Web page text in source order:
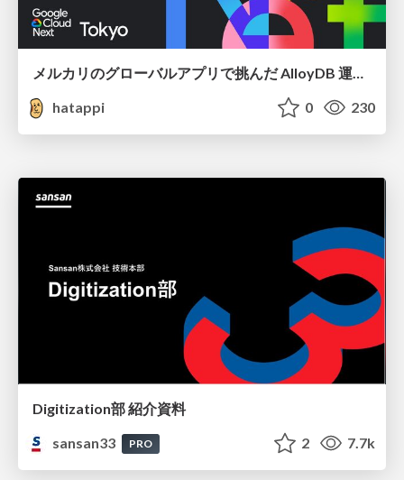
メルカリのグローバルアプリで挑んだ AlloyDB 運用と課題解決の実践記
hatappi
0 230
Digitization部 紹介資料
sansan33
PRO 2 7.7k